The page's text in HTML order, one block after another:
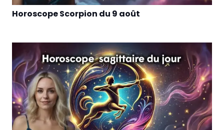
Horoscope Scorpion du 9 août